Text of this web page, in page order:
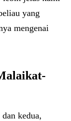
yang
mengenai
kedua,